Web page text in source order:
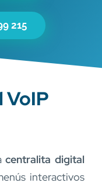
215
centralita digital
interactivos